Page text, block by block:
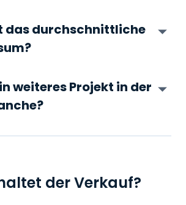
das durchschnittliche
weiteres Projekt in der
der Verkauf?